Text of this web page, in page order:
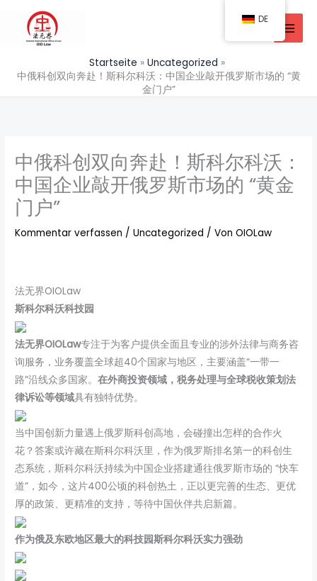
springen
Startseite
Uncategorized
中俄科创双向奔赴！斯科尔科沃：中国企业敲开俄罗斯市场的 “黄
金门户”
中俄科创双向奔赴！斯科尔科沃：
中国企业敲开俄罗斯市场的 “黄金
门户”
Kommentar verfassen /Uncategorized / VonOIOLaw
法无界OIOLaw
斯科尔科沃科技园
法无界OIOLaw专注于为客户提供全面且专业的涉外法律与商务咨
询服务，业务覆盖全球超40个国家与地区，主要涵盖“一带一
路”沿线众多国家。在外商投资领域，税务处理与全球税收策划法
律诉讼等领域具有独特优势。
当中国创新力量遇上俄罗斯科创高地，会碰撞出怎样的合作火
花？答案或许藏在斯科尔科沃里，作为俄罗斯排名第一的科创生
态系统，斯科尔科沃持续为中国企业搭建通往俄罗斯市场的 “快车
道”，如今，这片400公顷的科创热土，正以更完善的生态、更优
厚的政策、更精准的支持，等待中国伙伴共启新篇。
作为俄及东欧地区最大的科技园斯科尔科沃实力强劲
DE